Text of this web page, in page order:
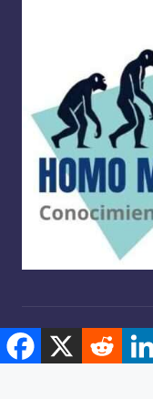
Copyright 2026 —